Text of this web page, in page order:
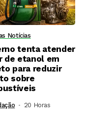
Notícias
tenta atender
de etanol em
para reduzir
sobre
20 Horas ⁮